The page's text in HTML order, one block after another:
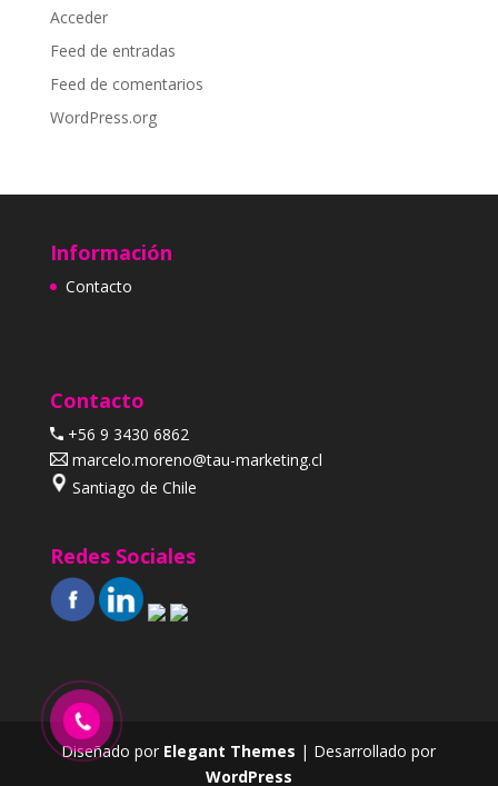
Acceder
Feed de entradas
Feed de comentarios
WordPress.org
Información
Contacto
Contacto
+56 9 3430 6862
marcelo.moreno@tau-marketing.cl
Santiago de Chile
Redes Sociales
Diseñado por Elegant Themes | Desarrollado por
WordPress